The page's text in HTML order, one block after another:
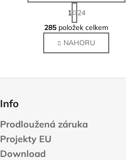
O
v
l
á
a
r
S
t
r
á
n
k
1
24
285 položek celkem
NAHORU
Info
Prodloužená záruka
Projekty EU
Download